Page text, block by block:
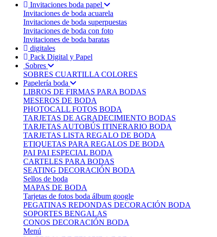
Invitaciones boda papel
Invitaciones de boda acuarela
Invitaciones de boda superpuestas
Invitaciones de boda con foto
Invitaciones de boda baratas
digitales
Pack Digital y Papel
Sobres
SOBRES CUARTILLA COLORES
Papelería boda
LIBROS DE FIRMAS PARA BODAS
MESEROS DE BODA
PHOTOCALL FOTOS BODA
TARJETAS DE AGRADECIMIENTO BODAS
TARJETAS AUTOBÚS ITINERARIO BODA
TARJETAS LISTA REGALO DE BODA
ETIQUETAS PARA REGALOS DE BODA
PAI PAI ESPECIAL BODA
CARTELES PARA BODAS
SEATING DECORACIÓN BODA
Sellos de boda
MAPAS DE BODA
Tarjetas de fotos boda álbum google
PEGATINAS REDONDAS DECORACIÓN BODA
SOPORTES BENGALAS
CONOS DECORACIÓN BODA
Menú